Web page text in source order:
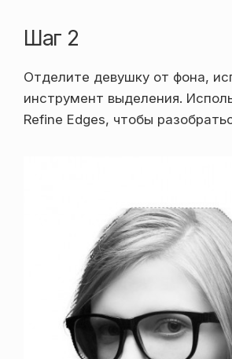
Шаг 2
Отделите девушку от фона,
инструмент выделения.
Refine Edges, чтобы